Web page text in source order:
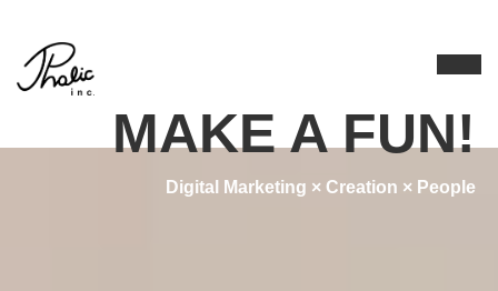
MAKE A FUN!
Digital Marketing × Creation × People